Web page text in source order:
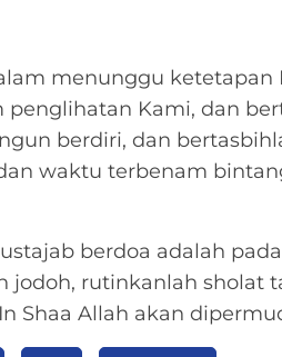
menunggu
penglihatan Kami, dan
berdiri, dan
waktu terbenam
berdoa adalah
jodoh, rutinkanlah sholat
Shaa Allah akan